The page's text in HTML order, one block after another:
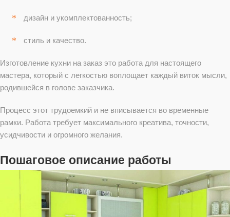
дизайн и укомплектованность;
стиль и качество.
Изготовление кухни на заказ это работа для настоящего
мастера, который с легкостью воплощает каждый виток мысли,
родившейся в голове заказчика.
Процесс этот трудоемкий и не вписывается во временные
рамки. Работа требует максимального креатива, точности,
усидчивости и огромного желания.
Пошаговое описание работы